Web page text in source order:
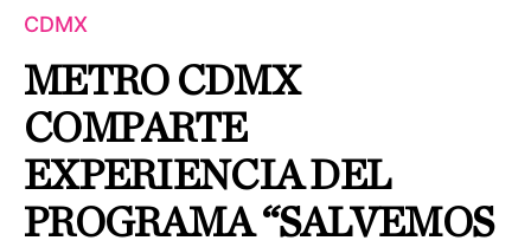
CDMX
METRO CDMX
COMPARTE
EXPERIENCIA DEL
PROGRAMA “SALVEMOS